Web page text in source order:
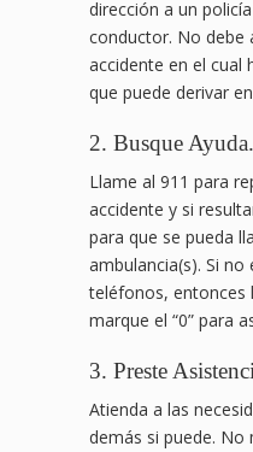
dirección a un
conductor. No debe
accidente en el cual
que puede derivar
2. Busque Ayuda.
Llame al 911 para
accidente y si
para que se pueda
ambulancia(s). Si
teléfonos, entonces
marque el “0” para
3. Preste
Atienda a las
demás si puede. No